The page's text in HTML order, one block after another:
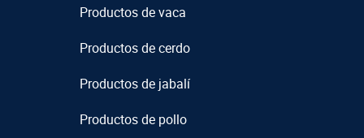
Productos de vaca
Productos de cerdo
Productos de jabalí
Productos de pollo